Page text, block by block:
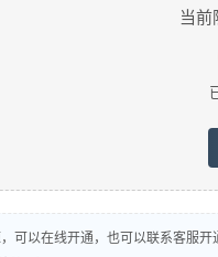
当前
可以在线开通，也可以联系客服